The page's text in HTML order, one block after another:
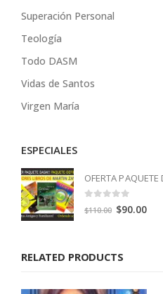
Superación Personal
Teología
Todo DASM
Vidas de Santos
Virgen María
ESPECIALES
OFERTA
out of 5
$110.00 Original
$110.00.
$90.00
RELATED PRODUCTS